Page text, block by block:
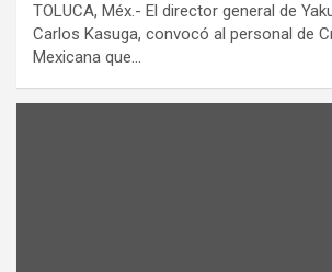
TOLUCA, Méx.- El director general de
Carlos Kasuga, convocó al personal de
Mexicana que…